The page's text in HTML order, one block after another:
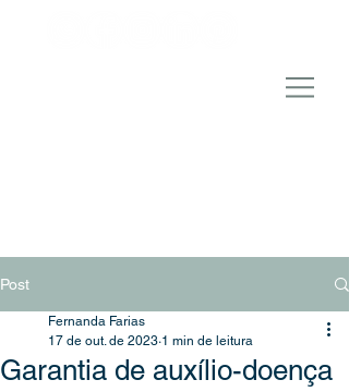
Post
Garantia de auxílio-doença
Fernanda Farias
17 de out. de 2023 1 min de leitura